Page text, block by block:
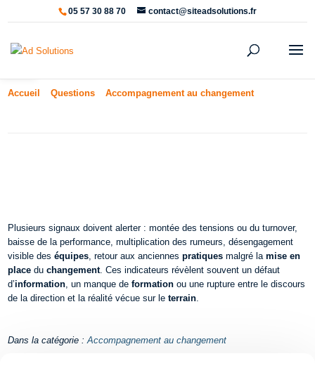
Ouvrir la barre d’outils
05 57 30 88 70 contact@siteadsolutions.fr
Accueil Questions Accompagnement au changement
Plusieurs signaux doivent alerter : montée des tensions ou du turnover,
baisse de la performance, multiplication des rumeurs, désengagement
visible deséquipes , retour aux anciennespratiques malgré lamise en
place duchangement. Ces indicateurs révèlent souvent un défaut
d’information , un manque deformation ou une rupture entre le discours
de la direction et la réalité vécue sur leterrain
Dans la catégorie :Accompagnement au changement